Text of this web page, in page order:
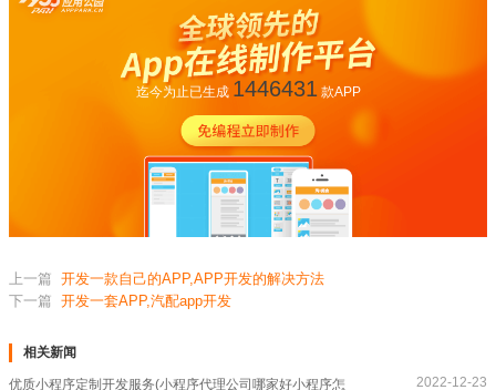
迄今为止已生成 1446431款APP
上一篇 开发一款自己的APP,APP开发的解决方法
下一篇 开发一套APP,汽配app开发
相关新闻
优质小程序定制开发服务(小程序代理公司哪家好小程序怎 2022-12-23